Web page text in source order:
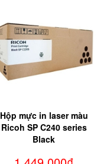
Hộp mực in laser màu
Ricoh SP C240 series
Black